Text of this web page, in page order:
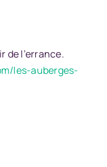
de l’errance.
les-auberges-